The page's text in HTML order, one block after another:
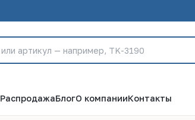
РаспродажаБлогО компанииКонтакты